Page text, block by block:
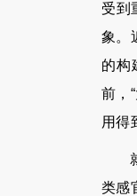
受到
象。
的构
前，
用得
类感